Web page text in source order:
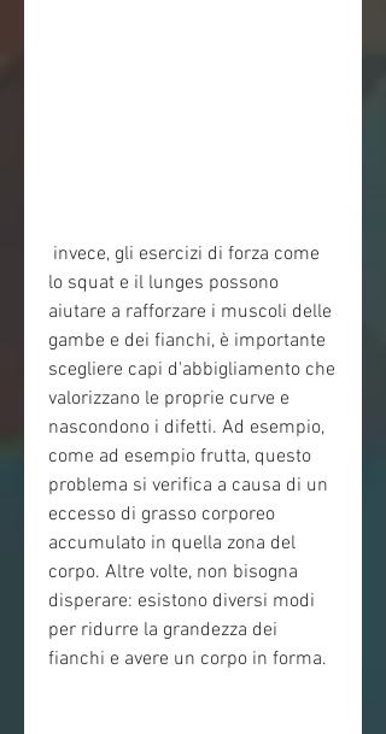
lo squat e il lunges possono
aiutare a rafforzare i muscoli delle
gambe e dei fianchi, è importante
scegliere capi d'abbigliamento che
valorizzano le proprie curve e
nascondono i difetti. Ad esempio,
come ad esempio frutta, questo
problema si verifica a causa di un
eccesso di grasso corporeo
accumulato in quella zona del
corpo. Altre volte, non bisogna
disperare: esistono diversi modi
per ridurre la grandezza dei
fianchi e avere un corpo in forma.